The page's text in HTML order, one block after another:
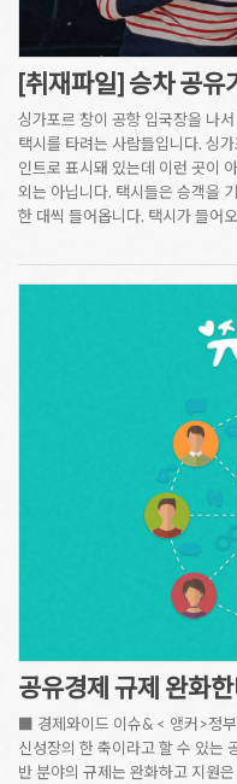
[취재파일] 승차 공유
싱가포르 창이 공항 입국장을 나
택시를 타려는 사람들입니다. 싱
인트로 표시돼 있는데 이런 곳이
외는 아닙니다. 택시들은 승객을
한 대씩 들어옵니다. 택시가 들어
공유경제 규제 완화
■ 경제와이드 이슈& < 앵커>정
신성장의 한 축이라고 할 수 있는
반 분야의 규제는 완화하고 지원